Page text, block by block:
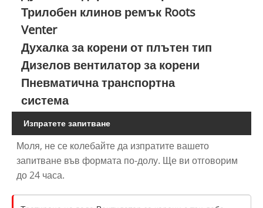
Трилобен клинов ремък Roots
Venter
Духалка за корени от плътен тип
Дизелов вентилатор за корени
Пневматична транспортна
система
Изпратете запитване
Моля, не се колебайте да изпратите вашето
запитване във формата по-долу. Ще ви отговорим
до 24 часа.